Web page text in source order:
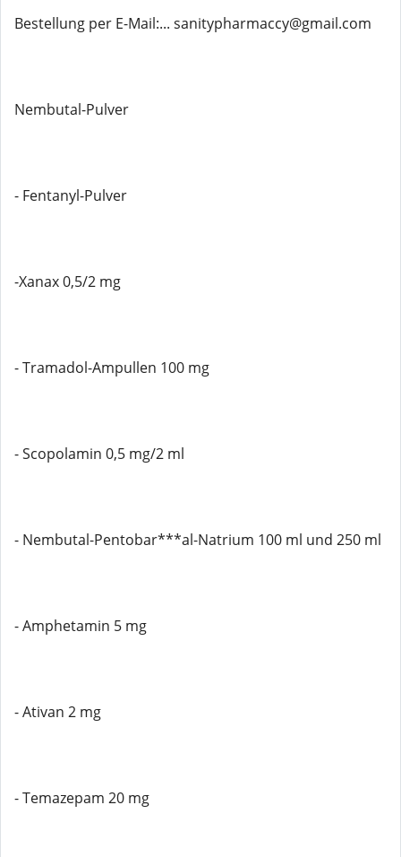
Bestellung per E-Mail:... sanitypharmaccy@gmail.com
Nembutal-Pulver
- Fentanyl-Pulver
-Xanax 0,5/2 mg
- Tramadol-Ampullen 100 mg
- Scopolamin 0,5 mg/2 ml
- Nembutal-Pentobar***al-Natrium 100 ml und 250 ml
- Amphetamin 5 mg
- Ativan 2 mg
- Temazepam 20 mg